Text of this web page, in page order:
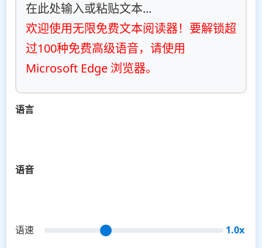
在此处输入或粘贴文本...
欢迎使用无限免费文本阅读器！要解锁超
过100种免费高级语音，请使用
Microsoft Edge 浏览器。
语言
语音
语速 1.0x